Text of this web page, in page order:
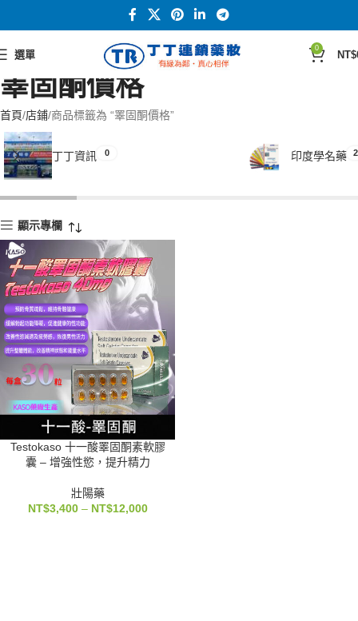
選單
0
NT$
睪固酮價格
首頁 店鋪 商品標籤為 “睪固酮價格”
丁丁資訊 0 印度學名藥
顯示專欄
Testokaso 十一酸睪固酮素軟膠
囊 – 增強性慾，提升精力
壯陽藥
NT$3,400 – NT$12,000